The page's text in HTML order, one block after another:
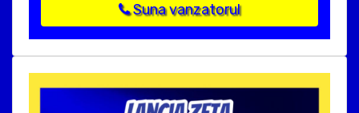
Suna vanzatorul